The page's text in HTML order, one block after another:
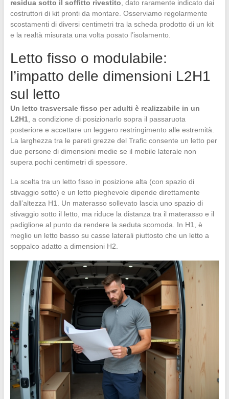
residua sotto il soffitto rivestito , dato raramente indicato dai
costruttori di kit pronti da montare. Osserviamo regolarmente
scostamenti di diversi centimetri tra la scheda prodotto di un kit
e la realtà misurata una volta posato l’isolamento.
Letto fisso o modulabile:
l’impatto delle dimensioni L2H1
sul letto
Un letto trasversale fisso per adulti è realizzabile in un
L2H1 , a condizione di posizionarlo sopra il passaruota
posteriore e accettare un leggero restringimento alle estremità.
La larghezza tra le pareti grezze del Trafic consente un letto per
due persone di dimensioni medie se il mobile laterale non
supera pochi centimetri di spessore.
La scelta tra un letto fisso in posizione alta (con spazio di
stivaggio sotto) e un letto pieghevole dipende direttamente
dall’altezza H1. Un materasso sollevato lascia uno spazio di
stivaggio sotto il letto, ma riduce la distanza tra il materasso e il
padiglione al punto da rendere la seduta scomoda. In H1, è
meglio un letto basso su casse laterali piuttosto che un letto a
soppalco adatto a dimensioni H2.